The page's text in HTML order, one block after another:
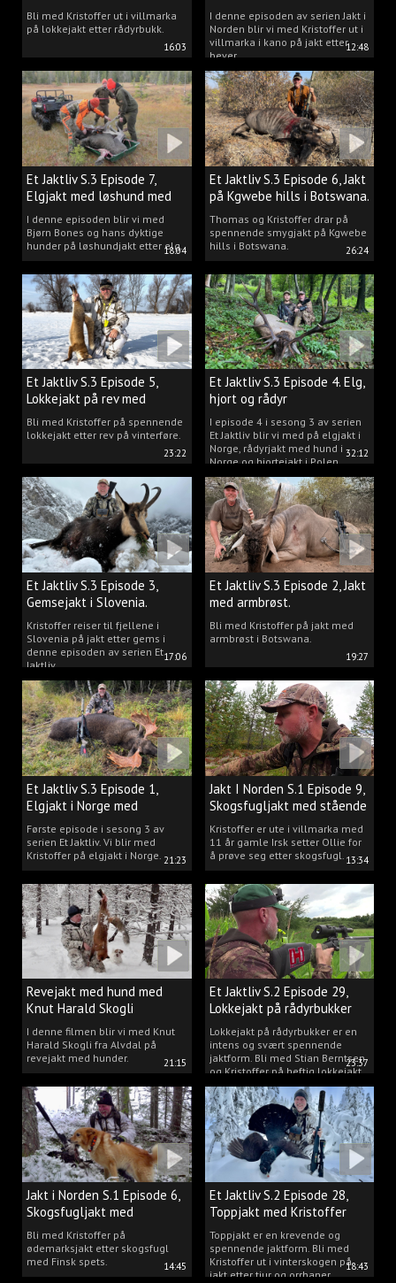
16:03
villmarka.
Bli med Kristoffer ut i villmarka
på lokkejakt etter rådyrbukk.
12:48
I denne episoden av serien Jakt i
Norden blir vi med Kristoffer ut i
villmarka i kano på jakt etter
bever.
18:04
Et Jaktliv S.3 Episode 7,
Elgjakt med løshund med
Bjørn Bones.
I denne episoden blir vi med
Bjørn Bones og hans dyktige
hunder på løshundjakt etter elg.
26:24
Et Jaktliv S.3 Episode 6, Jakt
på Kgwebe hills i Botswana.
Thomas og Kristoffer drar på
spennende smygjakt på Kgwebe
hills i Botswana.
23:22
Et Jaktliv S.3 Episode 5,
Lokkejakt på rev med
Kristoffer Clausen
Bli med Kristoffer på spennende
lokkejakt etter rev på vinterføre.
32:12
Et Jaktliv S.3 Episode 4. Elg,
hjort og rådyr
I episode 4 i sesong 3 av serien
Et Jaktliv blir vi med på elgjakt i
Norge, rådyrjakt med hund i
Norge og hjortejakt i Polen.
17:06
Et Jaktliv S.3 Episode 3,
Gemsejakt i Slovenia.
Kristoffer reiser til fjellene i
Slovenia på jakt etter gems i
denne episoden av serien Et
Jaktliv.
19:27
Et Jaktliv S.3 Episode 2, Jakt
med armbrøst.
Bli med Kristoffer på jakt med
armbrøst i Botswana.
21:23
Et Jaktliv S.3 Episode 1,
Elgjakt i Norge med
Kristoffer Clausen
Første episode i sesong 3 av
serien Et Jaktliv. Vi blir med
Kristoffer på elgjakt i Norge.
13:34
Jakt I Norden S.1 Episode 9,
Skogsfugljakt med stående
hund.
Kristoffer er ute i villmarka med
11 år gamle Irsk setter Ollie for
å prøve seg etter skogsfugl.
21:15
Revejakt med hund med
Knut Harald Skogli
I denne filmen blir vi med Knut
Harald Skogli fra Alvdal på
revejakt med hunder.
23:37
Et Jaktliv S.2 Episode 29,
Lokkejakt på rådyrbukker
med Stian og Kristoffer
Lokkejakt på rådyrbukker er en
intens og svært spennende
jaktform. Bli med Stian Berntsen
og Kristoffer på heftig lokkejakt.
14:45
Jakt i Norden S.1 Episode 6,
Skogsfugljakt med
spetshund.
Bli med Kristoffer på
ødemarksjakt etter skogsfugl
med Finsk spets.
18:43
Et Jaktliv S.2 Episode 28,
Toppjakt med Kristoffer
Clausen
Toppjakt er en krevende og
spennende jaktform. Bli med
Kristoffer ut i vinterskogen på
jakt etter tiur og orrhaner.